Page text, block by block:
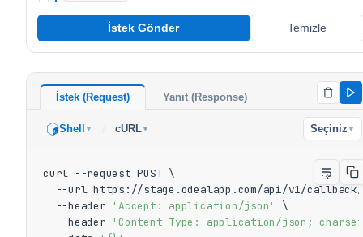
İstek Gönder Temizle
İstek (Request) Yanıt (Response)
Shell ▼ cURL ▼ Seçiniz ▼
curl --request POST \
--url https://stage.odealapp.com/api/v1/
  --header
'Accept: application/json'
\
  --header
'Content-Type: application/json;